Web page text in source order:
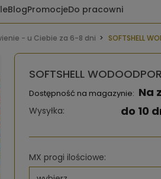
BlogPromocjeDo pracowni
- u Ciebie za 6-8 dni SOFTSHELL
SOFTSHELL
Dostępność na magazynie: Na
Wysyłka: do 10
MX progi ilościowe: